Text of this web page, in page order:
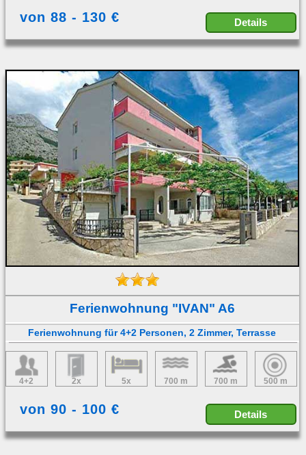
von 88 - 130 € Details
Ferienwohnung "IVAN" A6
Ferienwohnung für 4+2 Personen, 2 Zimmer, Terrasse
4+2 2x 5x 700 m 700 m 500 m
von 90 - 100 € Details